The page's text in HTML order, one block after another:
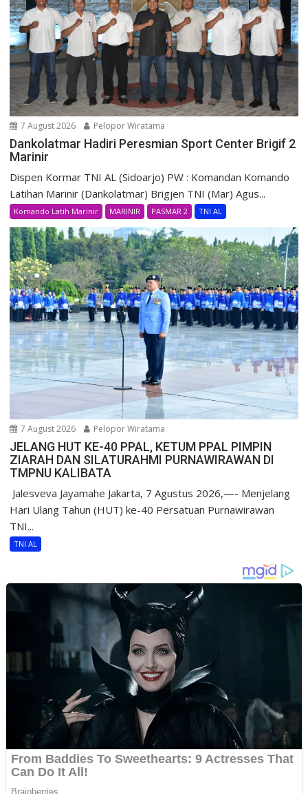
7 August 2026 Pelopor Wiratama
Dankolatmar Hadiri Peresmian Sport Center Brigif 2
Marinir
Dispen Kormar TNI AL (Sidoarjo) PW : Komandan Komando
Latihan Marinir (Dankolatmar) Brigjen TNI (Mar) Agus...
Komando Latih Marinir MARINIR PASMAR 2 TNI AL
7 August 2026 Pelopor Wiratama
JELANG HUT KE-40 PPAL, KETUM PPAL PIMPIN
ZIARAH DAN SILATURAHMI PURNAWIRAWAN DI
TMPNU KALIBATA
​ Jalesveva Jayamahe Jakarta, 7 Agustus 2026,—- Menjelang
Hari Ulang Tahun (HUT) ke-40 Persatuan Purnawirawan
TNI...
TNI AL